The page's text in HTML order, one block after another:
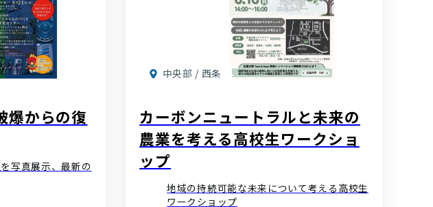
からの復
写真展示、最新の
中央部 / 西条
カーボンニュートラルと未来の
農業を考える高校生ワークショ
ップ
地域の持続可能な未来について考える高校生
ワークショップ